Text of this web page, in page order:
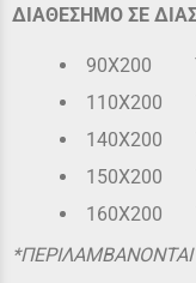
ΔΙΑΘΕΣΗΜΟ ΣΕ
90Χ200
110Χ200
140Χ200
150Χ200
160Χ200